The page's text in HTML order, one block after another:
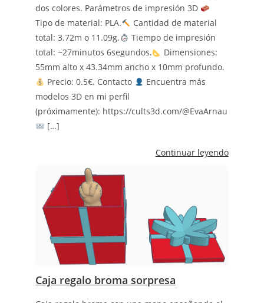
dos colores. Parámetros de impresión 3D
Tipo de material: PLA.
Cantidad de material
total: 3.72m o 11.09g.
Tiempo de impresión
total: ~27minutos 6segundos.
Dimensiones:
55mm alto x 43.34mm ancho x 10mm profundo.
Precio: 0.5€. Contacto
Encuentra más
modelos 3D en mi perfil
(próximamente): https://cults3d.com/@EvaArnau
[…]
Continuar leyendo
Caja regalo broma sorpresa